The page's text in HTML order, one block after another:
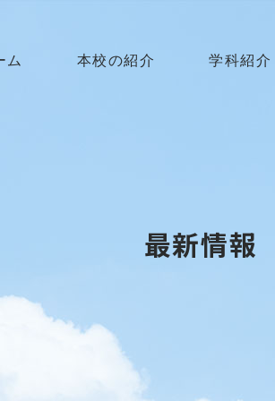
ム 本校の紹介 学科紹介
最新情報